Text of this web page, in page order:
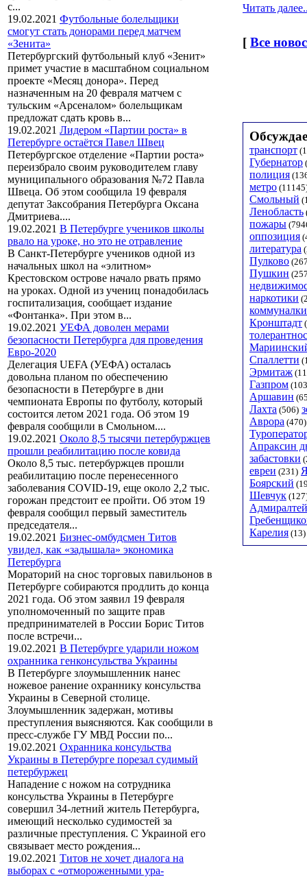
с...
19.02.2021 Футбольные болельщики
смогут стать донорами перед матчем
«Зенита»
Петербургский футбольный клуб «Зенит»
примет участие в масштабном социальном
проекте «Месяц донора». Перед
назначенным на 20 февраля матчем с
тульским «Арсеналом» болельщикам
предложат сдать кровь в...
19.02.2021 Лидером «Партии роста» в
Петербурге остаётся Павел Швец
Петербургское отделение «Партии роста»
переизбрало своим руководителем главу
муниципального образования №72 Павла
Швеца. Об этом сообщила 19 февраля
депутат Заксобрания Петербурга Оксана
Дмитриева....
19.02.2021 В Петербурге учеников школы
рвало на уроке, но это не отравление
В Санкт-Петербурге учеников одной из
начальных школ на «элитном»
Крестовском острове начало рвать прямо
на уроках. Одной из учениц понадобилась
госпитализация, сообщает издание
«Фонтанка». При этом в...
19.02.2021 УЕФА доволен мерами
безопасности Петербурга для проведения
Евро-2020
Делегация UEFA (УЕФА) осталась
довольна планом по обеспечению
безопасности в Петербурге в дни
чемпионата Европы по футболу, который
состоится летом 2021 года. Об этом 19
февраля сообщили в Смольном....
19.02.2021 Около 8,5 тысячи петербуржцев
прошли реабилитацию после ковида
Около 8,5 тыс. петербуржцев прошли
реабилитацию после перенесенного
заболевания COVID-19, еще около 2,2 тыс.
горожан предстоит ее пройти. Об этом 19
февраля сообщил первый заместитель
председателя...
19.02.2021 Бизнес-омбудсмен Титов
увидел, как «задышала» экономика
Петербурга
Мораторий на снос торговых павильонов в
Петербурге собираются продлить до конца
2021 года. Об этом заявил 19 февраля
уполномоченный по защите прав
предпринимателей в России Борис Титов
после встречи...
19.02.2021 В Петербурге ударили ножом
охранника генконсульства Украины
В Петербурге злоумышленник нанес
ножевое ранение охраннику консульства
Украины в Северной столице.
Злоумышленник задержан, мотивы
преступления выясняются. Как сообщили в
пресс-службе ГУ МВД России по...
19.02.2021 Охранника консульства
Украины в Петербурге порезал судимый
петербуржец
Нападение с ножом на сотрудника
консульства Украины в Петербурге
совершил 34-летний житель Петербурга,
имеющий несколько судимостей за
различные преступления. С Украиной его
связывает место рождения...
19.02.2021 Титов не хочет диалога на
выборах с «отмороженными ура-
Читать
[ Все
транспорт
Губернатор
полиция
метро
Смольный
Ленобласть
пожары
оппозиция
литература
Пулково
Пушкин
наркотики
коммуналки
Кронштадт
Спаллетти
Эрмитаж
Газпром
Аршавин
Лахта (506)
Аврора (470)
Апраксин
забастовки
евреи (231)
Боярский
Шевчук
Карелия (13)